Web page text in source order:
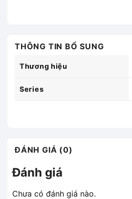
THÔNG TIN BỔ SUNG
Thương hiệu
Series
ĐÁNH GIÁ (0)
Đánh giá
Chưa có đánh giá nào.